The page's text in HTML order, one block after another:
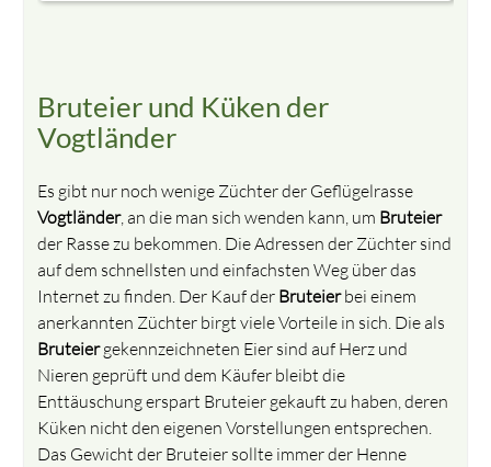
Bruteier und Küken der
Vogtländer
Es gibt nur noch wenige Züchter der Geflügelrasse
Vogtländer, an die man sich wenden kann, um Bruteier
der Rasse zu bekommen. Die Adressen der Züchter sind
auf dem schnellsten und einfachsten Weg über das
Internet zu finden. Der Kauf der Bruteierbei einem
anerkannten Züchter birgt viele Vorteile in sich. Die als
Bruteiergekennzeichneten Eier sind auf Herz und
Nieren geprüft und dem Käufer bleibt die
Enttäuschung erspart Bruteier gekauft zu haben, deren
Küken nicht den eigenen Vorstellungen entsprechen.
Das Gewicht der Bruteier sollte immer der Henne